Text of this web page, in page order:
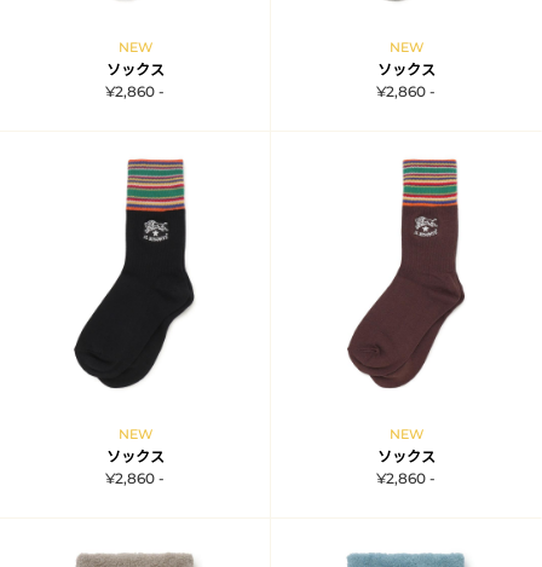
NEW
ソックス
¥2,860 -
NEW
ソックス
¥2,860 -
NEW
ソックス
¥2,860 -
NEW
ソックス
¥2,860 -